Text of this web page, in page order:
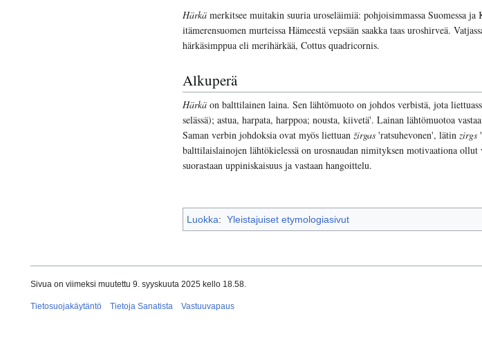
Härkä merkitsee muitakin suuria uroseläimiä: pohjoisimmassa Suomessa
itämerensuomen murteissa Hämeestä vepsään saakka taas uroshirveä.
härkäsimppua eli merihärkää, Cottus quadricornis.
Alkuperä
Härkä on balttilainen laina. Sen lähtömuoto on johdos verbistä, jota
selässä); astua, harpata, harppoa; nousta, kiivetä'. Lainan lähtömuotoa
Saman verbin johdoksia ovat myös liettuan žirgas 'ratsuhevonen', lätin zirgs
balttilaislainojen lähtökielessä on urosnaudan nimityksen motivaationa
suorastaan uppiniskaisuus ja vastaan hangoittelu.
Luokka: Yleistajuiset etymologiasivut
Sivua on viimeksi muutettu 9. syyskuuta 2025 kello 18.58.
Tietosuojakäytäntö Tietoja Sanatista Vastuuvapaus